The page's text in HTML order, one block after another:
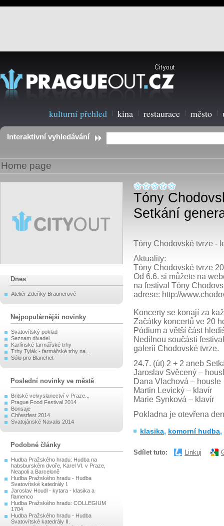
kulturní přehled kina restaurace město
Interaktivní vyhledávání
Home page
Tóny
Setkání
Tóny Chodovské tvrze -
Aktuality:
Tóny Chodovské tvrze
Od 6.6. si můžete na
na festival Tóny
adrese: http://
Koncerty se konají za
Začátky koncertů ve 20
Pódium a větší část
Nedílnou součásti
galerii Chodovské tvrze.
24.7. (út) 2 + 2 aneb
Jaroslav Svěcený –
Dana Vlachová – housle
Martin Levický – klavír
Marie Synková – klavír
Pokladna je otevřena
klasika, komorní hudba,
Sdílet tuto: Linkuj
Dnes
Ateliér Zdeňky Braunerové
Nejpopulárnější novinky
Svatovítský poklad
Seznam divadel
Karlínské farmářské trhy
Trhy Tylák - farmářské trhy na...
Sólo pro Blanchet
Poslední novinky ve městě
Britské velvyslanectví v Praze...
Prague Food Festival 2014
Bonsaje
Chřestfest 2014
Svatojánské Navalis 2014
Podobné články
Hudba Pražského hradu: Hudba na
habsburském dvoře, Karel VI. v Praze,
Neapoli a Barceloně
Hudba Pražského hradu - Hudba
Svatovítské katedrály I.
Jaroslav Houdl - kytara - klasika a
flamenco
Hudba Pražského hradu: COLLEGIUM
1704
Hudba Pražského hradu - Hudba
Svatovítské katedrály II.